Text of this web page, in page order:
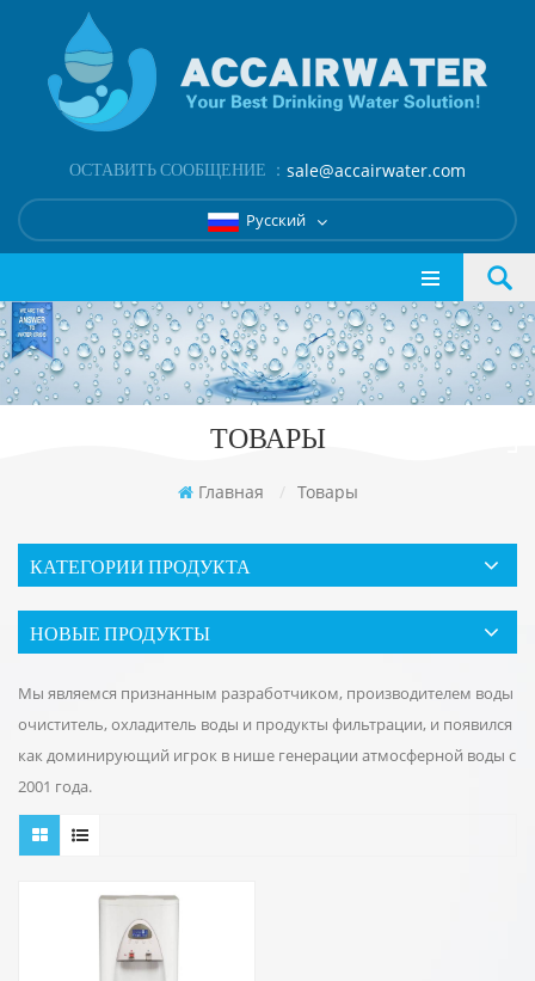
ОСТАВИТЬ СООБЩЕНИЕ ： sale@accairwater.com
Русский
ТОВАРЫ
Главная / Товары
КАТЕГОРИИ ПРОДУКТА
НОВЫЕ ПРОДУКТЫ
Мы являемся признанным разработчиком, производителем воды
очиститель, охладитель воды и продукты фильтрации, и появился
как доминирующий игрок в нише генерации атмосферной воды с
2001 года.